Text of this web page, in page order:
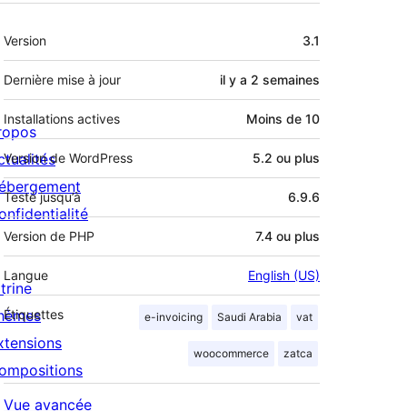
Méta
Version 3.1
Dernière mise à jour il y a 2 semaines
Installations actives Moins de 10
Version de WordPress 5.2 ou plus
Testé jusqu’à 6.9.6
Version de PHP 7.4 ou plus
Langue English (US)
Étiquettes e-invoicing Saudi Arabia vat
woocommerce zatca
Vue avancée